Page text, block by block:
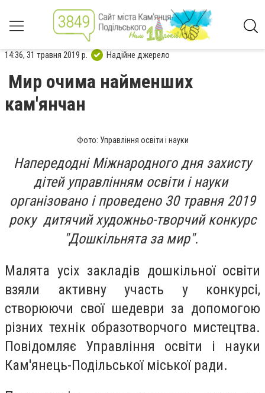
14:36, 31 травня 2019 р. Надійне джерело
Мир очима найменших
кам'янчан
Фото: Управління освіти і науки
Напередодні Міжнародного дня захисту
дітей управлінням освіти і науки
організовано і проведено 30 травня 2019
року дитячий художньо-творчий конкурс
"Дошкільнята за мир".
Малята усіх закладів дошкільної освіти
взяли активну участь у конкурсі,
створюючи свої шедеври за допомогою
різних технік образотворчого мистецтва.
Повідомляє Управління освіти і науки
Кам'янець-Подільської міської ради.